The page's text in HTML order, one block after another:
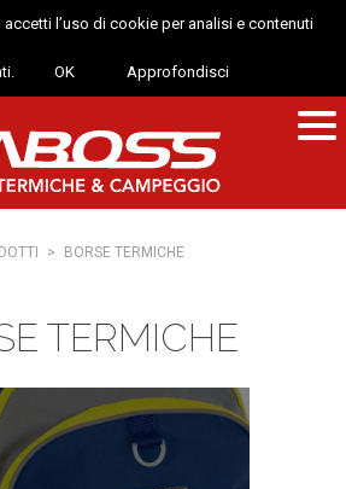
l’uso di cookie per analisi e contenuti
OK Approfondisci
> BORSE TERMICHE
TERMICHE